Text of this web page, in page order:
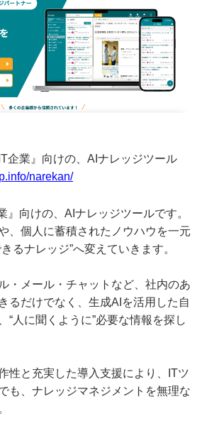
企業』向けの、AIナレッジツール
narekan/
』向けの、AIナレッジツールです。
、個人に蓄積されたノウハウを一元
るナレッジ”へ変えていきます。
・メール・チャットなど、社内のあ
るだけでなく、生成AIを活用した自
“人に聞くように”必要な情報を探し
性と充実した導入支援により、ITツ
も、ナレッジマネジメントを無理な